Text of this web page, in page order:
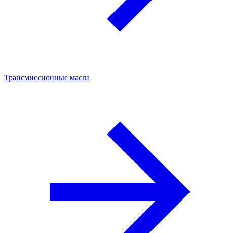
Трансмиссионные масла